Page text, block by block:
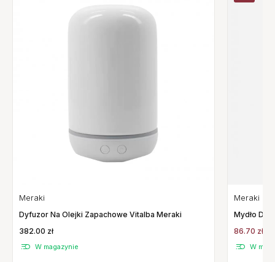
Meraki
Dyfuzor Na Olejki Zapachowe Vitalba Meraki
382.00 zł
W magazynie
Meraki
Mydło Do
86.70 zł
W